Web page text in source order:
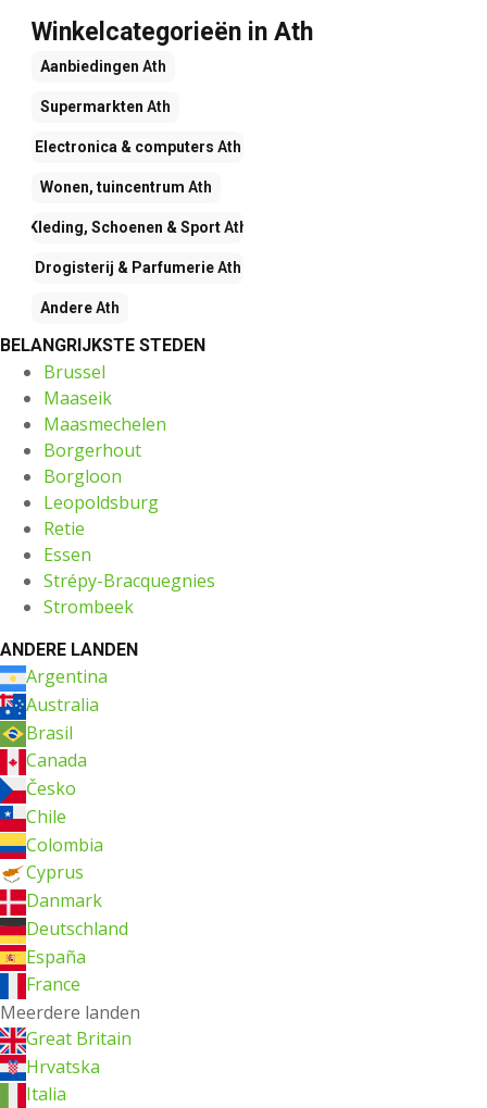
Winkelcategorieën in Ath
Aanbiedingen Ath
Supermarkten Ath
Electronica & computers Ath
Wonen, tuincentrum Ath
Kleding, Schoenen & SportAth
Drogisterij & ParfumerieAth
AndereAth
BELANGRIJKSTE STEDEN
Brussel
Maaseik
Maasmechelen
Borgerhout
Borgloon
Leopoldsburg
Retie
Essen
Strépy-Bracquegnies
Strombeek
ANDERE LANDEN
Argentina
Australia
Brasil
Canada
Česko
Chile
Colombia
Cyprus
Danmark
Deutschland
España
France
Meerdere landen
Great Britain
Hrvatska
Italia